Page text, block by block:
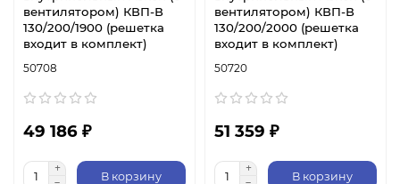
вентилятором) КВП-В
130/200/1900 (решетка
входит в комплект)
50708
49 186 ₽
В корзину
вентилятором) КВП-В
130/200/2000 (решетка
входит в комплект)
50720
51 359 ₽
В корзину